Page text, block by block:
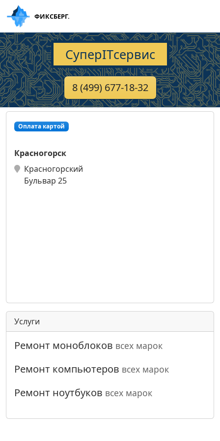
ФИКСБЕРГ.
СуперITсервис
8 (499) 677-18-32
Оплата картой
Красногорск
Красногорский
Бульвар 25
Услуги
Ремонт моноблоков всех марок
Ремонт компьютеров всех марок
Ремонт ноутбуков всех марок